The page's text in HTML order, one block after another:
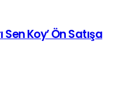
Koy’ Ön Satışa